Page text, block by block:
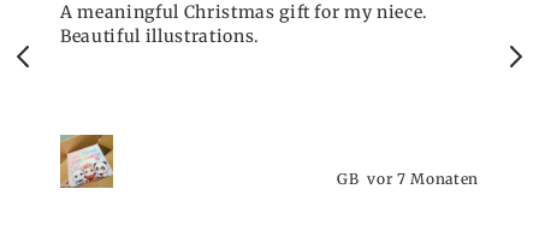
A meaningful Christmas gift for my niece.
Beautiful illustrations.
GB vor 7 Monaten